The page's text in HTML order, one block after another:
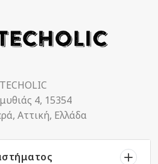
TECHOLIC
4, 15354
Αττική, Ελλάδα